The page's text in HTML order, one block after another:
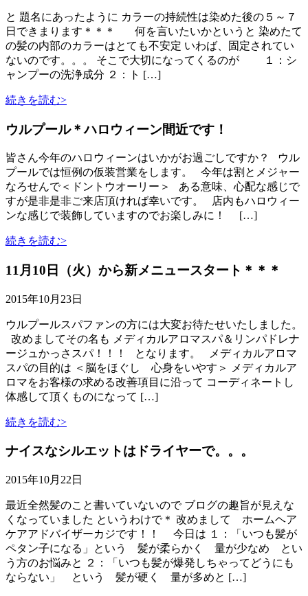
と 題名にあったように カラーの持続性は染めた後の５～７
日できまります＊＊＊ 何を言いたいかというと 染めたて
の髪の内部のカラーはとても不安定 いわば、固定されてい
ないのです。。。 そこで大切になってくるのが １：シ
ャンプーの洗浄成分 ２：ト […]
続きを読む>
ウルプール＊ハロウィーン間近です！
皆さん今年のハロウィーンはいかがお過ごしですか？ ウル
プールでは恒例の仮装営業をします。 今年は割とメジャー
なろせんで＜ドントウオーリー＞ ある意味、心配な感じで
すが是非是非ご来店頂ければ幸いです。 店内もハロウィー
ンな感じで装飾していますのでお楽しみに！ […]
続きを読む>
11月10日（火）から新メニュースタート＊＊＊
2015年10月23日
ウルプールスパファンの方には大変お待たせいたしました。
改めましてその名も メディカルアロマスパ＆リンパドレナ
ージュかっさスパ！！！ となります。 メディカルアロマ
スパの目的は ＜脳をほぐし 心身をいやす＞ メディカルア
ロマをお客様の求める改善項目に沿って コーディネートし
体感して頂くものになって […]
続きを読む>
ナイスなシルエットはドライヤーで。。。
2015年10月22日
最近全然髪のこと書いていないので ブログの趣旨が見えな
くなっていました というわけで＊ 改めまして ホームヘア
ケアアドバイザーカジです！！ 今日は １：「いつも髪が
ペタン子になる」という 髪が柔らかく 量が少なめ とい
う方のお悩みと ２：「いつも髪が爆発しちゃってどうにも
ならない」 という 髪が硬く 量が多めと […]